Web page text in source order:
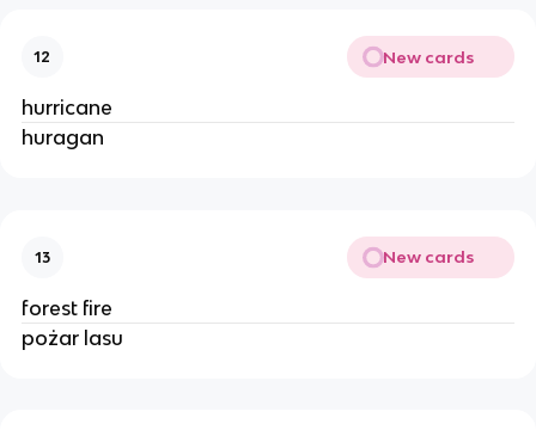
12 New cards
hurricane
huragan
13 New cards
forest fire
pożar lasu